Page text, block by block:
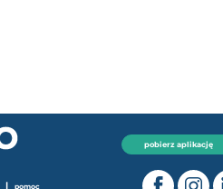
pobierz aplikację
| pomoc